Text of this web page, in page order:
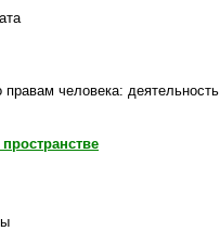
человека: деятельность